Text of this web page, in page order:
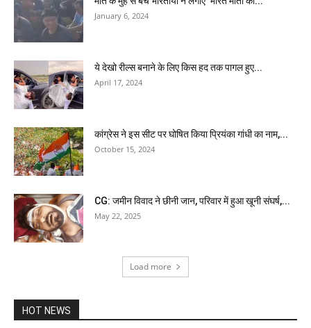
January 6, 2024
ये देखो रील्स बनाने के लिए किस हद तक पागल हुए...
April 17, 2024
कांग्रेस ने इस सीट पर घोषित किया प्रियंका गांधी का नाम,...
October 15, 2024
CG: जमीन विवाद ने छीनी जान, परिवार में हुआ खूनी संघर्ष,...
May 22, 2025
Load more
HOT NEWS